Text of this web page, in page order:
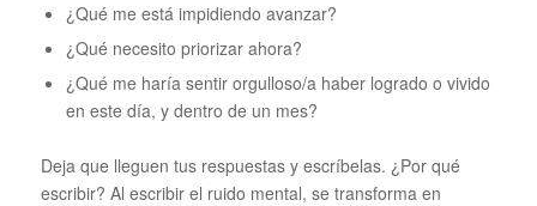
¿Qué me está impidiendo avanzar?
¿Qué necesito priorizar ahora?
¿Qué me haría sentir orgulloso/a haber logrado o vivido
en este día, y dentro de un mes?
Deja que lleguen tus respuestas y escríbelas. ¿Por qué
escribir? Al escribir el ruido mental, se transforma en